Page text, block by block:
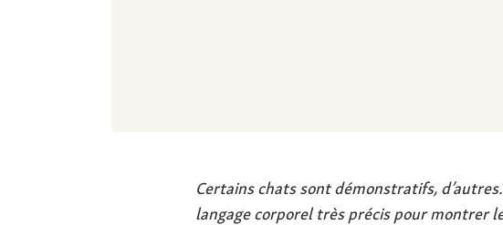
Certains chats sont démonstratifs,
langage corporel très précis pour montrer